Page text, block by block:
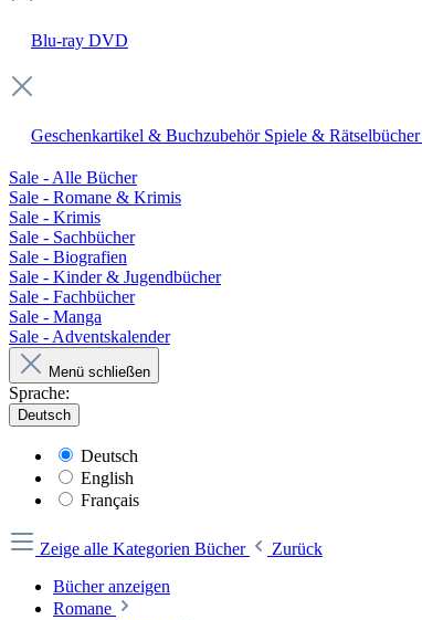
Blu-ray DVD
Geschenkartikel & Buchzubehör Spiele & Rätselbücher
Sale - Alle Bücher
Sale - Romane & Krimis
Sale - Krimis
Sale - Sachbücher
Sale - Biografien
Sale - Kinder & Jugendbücher
Sale - Fachbücher
Sale - Manga
Sale - Adventskalender
Menü schließen
Sprache:
Deutsch
Deutsch
English
Français
Zeige alle Kategorien Bücher
Zurück
Bücher anzeigen
Romane